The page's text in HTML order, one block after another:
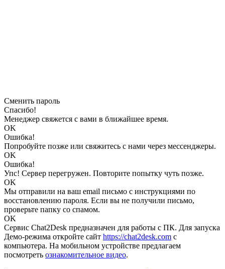
Сменить пароль
Спасибо!
Менеджер свяжется с вами в ближайшее время.
OK
Ошибка!
Попробуйте позже или свяжитесь с нами через мессенджеры.
OK
Ошибка!
Упс! Сервер перегружен. Повторите попытку чуть позже.
OK
Мы отправили на ваш email письмо с инструкциями по
восстановлению пароля. Если вы не получили письмо,
проверьте папку со спамом.
OK
Сервис Chat2Desk предназначен для работы с ПК. Для запуска
Демо-режима откройте сайт https://chat2desk.com с
компьютера. На мобильном устройстве предлагаем
посмотреть ознакомительное видео.